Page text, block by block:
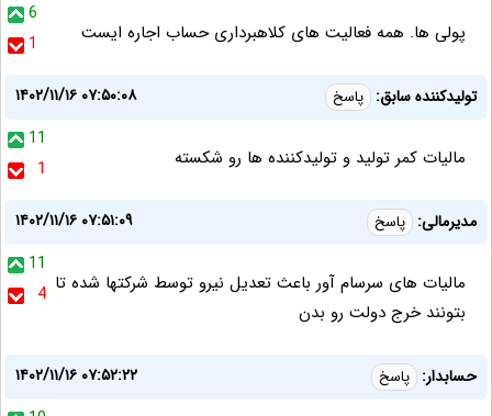
6
1
پولی ها. همه فعالیت های کلاهبرداری حساب اجاره ایست
تولیدکننده سابق: پاسخ
۱۴۰۲/۱۱/۱۶ ۰۷:۵۰:۰۸
11
1
مالیات کمر تولید و تولیدکننده ها رو شکسته
مدیرمالی: پاسخ
۱۴۰۲/۱۱/۱۶ ۰۷:۵۱:۰۹
11
4 مالیات های سرسام آور باعث تعدیل نیرو توسط شرکتها شده تا
بتونند خرج دولت رو بدن
حسابدار: پاسخ
۱۴۰۲/۱۱/۱۶ ۰۷:۵۲:۲۲